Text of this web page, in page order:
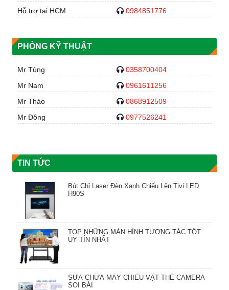
Hỗ trợ tại HCM
0984851776
PHÒNG KỸ THUẬT
Mr Tùng
0358700404
Mr Nam
0961611256
Mr Thảo
0868912509
Mr Đông
0977526241
TIN TỨC
Bút Chỉ Laser Đèn Xanh Chiếu Lên Tivi LED
H90S
TOP NHỮNG MÀN HÌNH TƯƠNG TÁC TỐT
UY TÍN NHẤT
SỬA CHỮA MÁY CHIẾU VẬT THỂ CAMERA
SOI BÀI